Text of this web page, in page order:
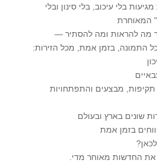
בלי עיכוב, בלי סינון ובלי
המאוחרת
מה להראות ומה להסתיר —
התמונה, בזמן אמת, מכל הזירות:
תקיפות, מבצעים והתפתחויות
שונים בארץ ובעולם
בזמן אמת
את החדשות מאוחר מדי.